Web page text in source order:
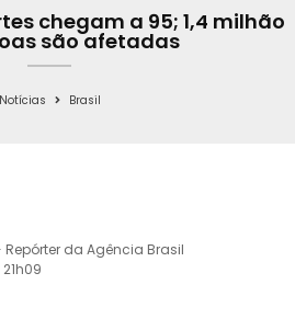
e g
r
a
e
b
chegam a 95; 1,4 milhão
são afetadas
Notícias Brasil
Repórter da Agência Brasil